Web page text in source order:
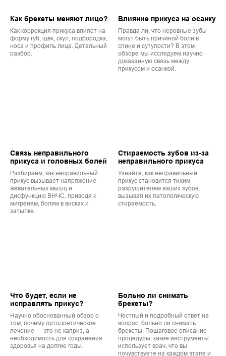
Как брекеты меняют лицо?
Как коррекция прикуса влияет на
форму губ, щёк, скул, подбородка,
носа и профиль лица. Детальный
разбор.
Влияние прикуса на осанку
Правда ли, что неровные зубы
могут быть причиной боли в
спине и сутулости? В этом
обзоре мы исследуем научно
доказанную связь между
прикусом и осанкой.
Связь неправильного
прикуса и головных болей
Разбираем, как неправильный
прикус вызывает напряжение
жевательных мышц и
дисфункцию ВНЧС, приводя к
мигреням, болям в висках и
затылке.
Стираемость зубов из-за
неправильного прикуса
Узнайте, как неправильный
прикус становится тихим
разрушителем ваших зубов,
вызывая их патологическую
стираемость.
Что будет, если не
исправлять прикус?
Научно обоснованный обзор о
том, почему ортодонтическое
лечение — это не каприз, а
необходимость для сохранения
здоровья на долгие годы.
Больно ли снимать
брекеты?
Честный и подробный ответ на
вопрос, больно ли снимать
брекеты. Пошаговое описание
процедуры: какие инструменты
использует врач, что вы
почувствуете на каждом этапе и